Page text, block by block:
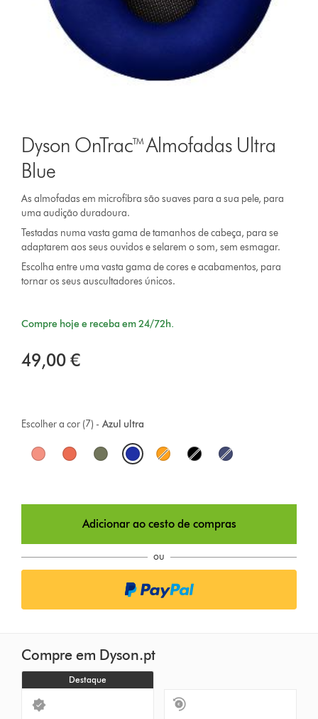
Dyson OnTrac™ Almofadas Ultra
Blue
As almofadas em microfibra são suaves para a sua pele, para
uma audição duradoura.
Testadas numa vasta gama de tamanhos de cabeça, para se
adaptarem aos seus ouvidos e selarem o som, sem esmagar.
Escolha entre uma vasta gama de cores e acabamentos, para
tornar os seus auscultadores únicos.
Compre hoje e receba em 24/72h.
49,00 €
Azul ultra
Escolher a cor (7) -
O
t
o
s
Adicionar ao cesto de compras
ou
Compre em Dyson.pt
Destaque